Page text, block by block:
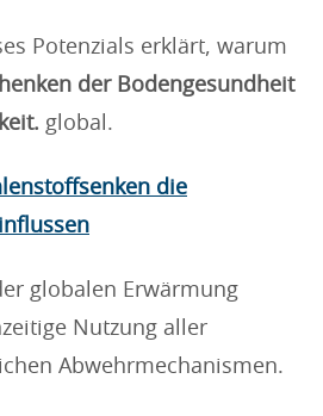
Potenzials erklärt, warum
der Bodengesundheit
global.
die
globalen Erwärmung
Nutzung aller
Abwehrmechanismen.